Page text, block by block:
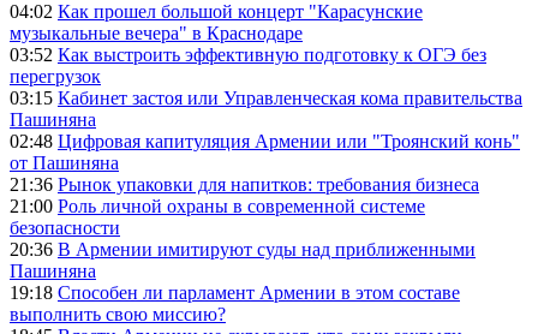
04:02 Как прошел большой концерт "Карасунские
музыкальные вечера" в Краснодаре
03:52 Как выстроить эффективную подготовку к ОГЭ без
перегрузок
03:15 Кабинет застоя или Управленческая кома правительства
Пашиняна
02:48 Цифровая капитуляция Армении или "Троянский конь"
от Пашиняна
21:36 Рынок упаковки для напитков: требования бизнеса
21:00 Роль личной охраны в современной системе
безопасности
20:36 В Армении имитируют суды над приближенными
Пашиняна
19:18 Способен ли парламент Армении в этом составе
выполнить свою миссию?